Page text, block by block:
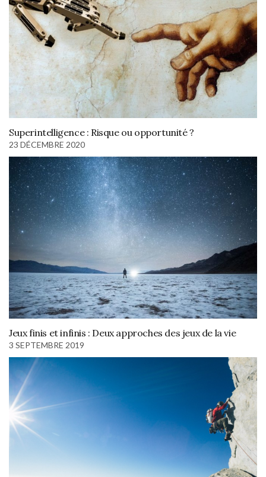
Superintelligence : Risque ou opportunité ?
23 DÉCEMBRE 2020
Jeux finis et infinis : Deux approches des jeux de la vie
3 SEPTEMBRE 2019